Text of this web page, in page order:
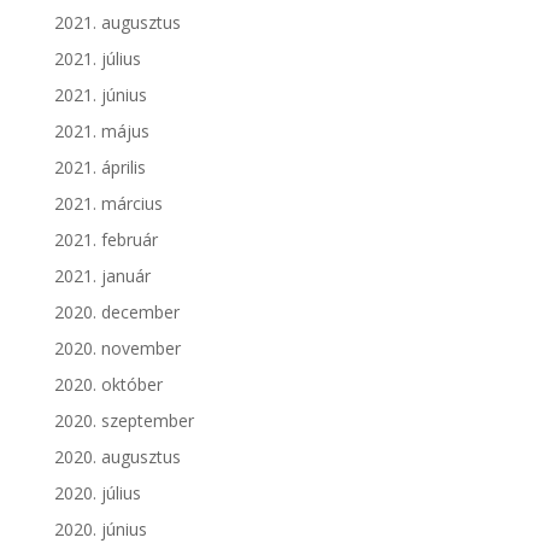
2021. augusztus
2021. július
2021. június
2021. május
2021. április
2021. március
2021. február
2021. január
2020. december
2020. november
2020. október
2020. szeptember
2020. augusztus
2020. július
2020. június